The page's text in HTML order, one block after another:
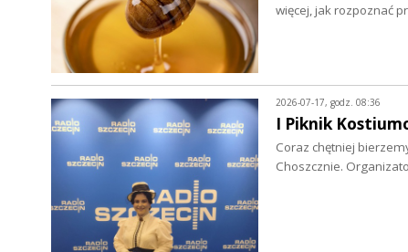
więcej, jak rozpoznać
2026-07-17, godz. 08:36
I Piknik
Coraz chętniej
Choszcznie.